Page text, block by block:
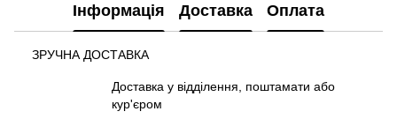
Інформація Доставка Оплата
ЗРУЧНА ДОСТАВКА
Доставка у відділення, поштамати або
кур'єром